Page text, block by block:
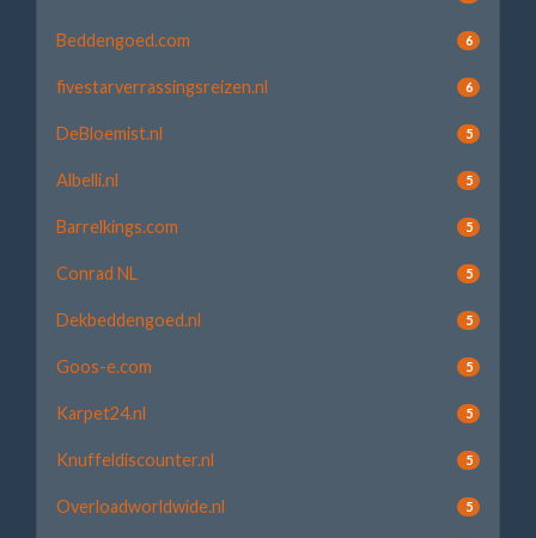
Beddengoed.com 6
fivestarverrassingsreizen.nl 6
DeBloemist.nl 5
Albelli.nl 5
Barrelkings.com 5
Conrad NL 5
Dekbeddengoed.nl 5
Goos-e.com 5
Karpet24.nl 5
Knuffeldiscounter.nl 5
Overloadworldwide.nl 5